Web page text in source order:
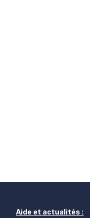
Aide et actualités :